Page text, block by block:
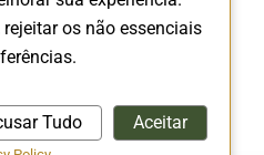
os não essenciais
Tudo Aceitar